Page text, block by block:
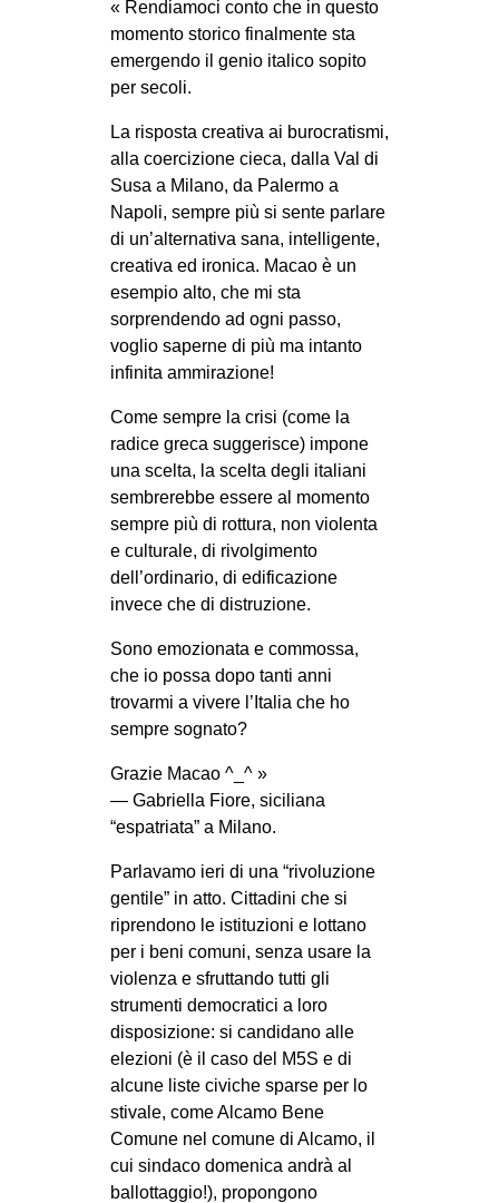
« Rendiamoci conto che in questo
momento storico finalmente sta
emergendo il genio italico sopito
per secoli.
La risposta creativa ai burocratismi,
alla coercizione cieca, dalla Val di
Susa a Milano, da Palermo a
Napoli, sempre più si sente parlare
di un’alternativa sana, intelligente,
creativa ed ironica. Macao è un
esempio alto, che mi sta
sorprendendo ad ogni passo,
voglio saperne di più ma intanto
infinita ammirazione!
Come sempre la crisi (come la
radice greca suggerisce) impone
una scelta, la scelta degli italiani
sembrerebbe essere al momento
sempre più di rottura, non violenta
e culturale, di rivolgimento
dell’ordinario, di edificazione
invece che di distruzione.
Sono emozionata e commossa,
che io possa dopo tanti anni
trovarmi a vivere l’Italia che ho
sempre sognato?
Grazie Macao ^_^ »
— Gabriella Fiore, siciliana
“espatriata” a Milano.
Parlavamo ieri di una “rivoluzione
gentile” in atto. Cittadini che si
riprendono le istituzioni e lottano
per i beni comuni, senza usare la
violenza e sfruttando tutti gli
strumenti democratici a loro
disposizione: si candidano alle
elezioni (è il caso del M5S e di
alcune liste civiche sparse per lo
stivale, come Alcamo Bene
Comune nel comune di Alcamo, il
cui sindaco domenica andrà al
ballottaggio!), propongono